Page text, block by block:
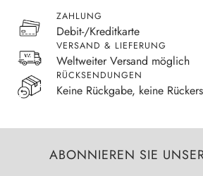
ZAHLUNG
Debit-/Kreditkarte
VERSAND & LIEFERUNG
Weltweiter Versand möglich
RÜCKSENDUNGEN
Keine Rückgabe, keine
ABONNIEREN SIE